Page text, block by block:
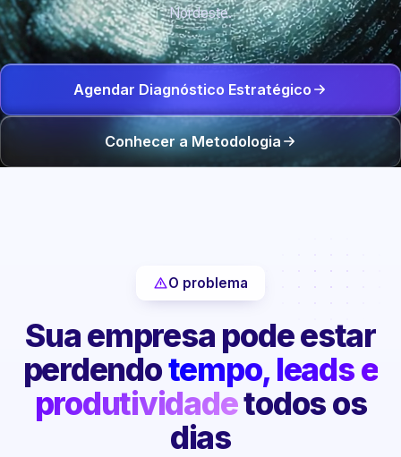
Nordeste.
Agendar Diagnóstico Estratégico
Conhecer a Metodologia
O problema
Sua empresa pode estar
perdendotempo, leads e
produtividadetodos os
dias